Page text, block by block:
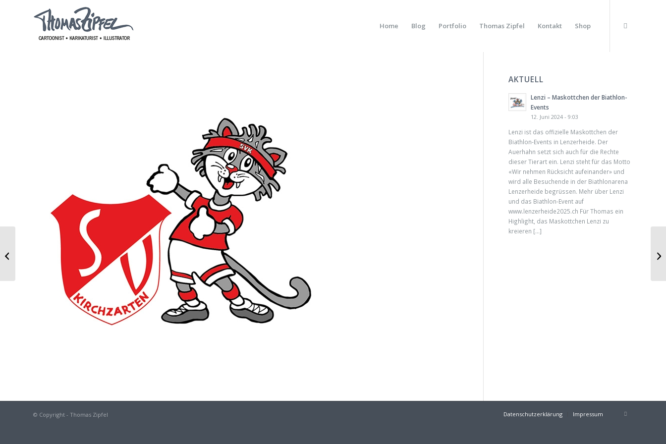
Home Blog Portfolio Thomas Zipfel Kontakt Shop
AKTUELL
Lenzi – Maskottchen der Biathlon-
Events
12. Juni 2024 - 9:03
Lenzi ist das offizielle Maskottchen der
Biathlon-Events in Lenzerheide. Der
Auerhahn setzt sich auch für die Rechte
dieser Tierart ein. Lenzi steht für das Motto
«Wir nehmen Rücksicht aufeinander» und
wird alle Besuchende in der Biathlonarena
Lenzerheide begrüssen. Mehr über Lenzi
und das Biathlon-Event auf
www.lenzerheide2025.ch Für Thomas ein
Highlight, das Maskottchen Lenzi zu
kreieren […]
© Copyright - Thomas Zipfel Datenschutzerklärung Impressum